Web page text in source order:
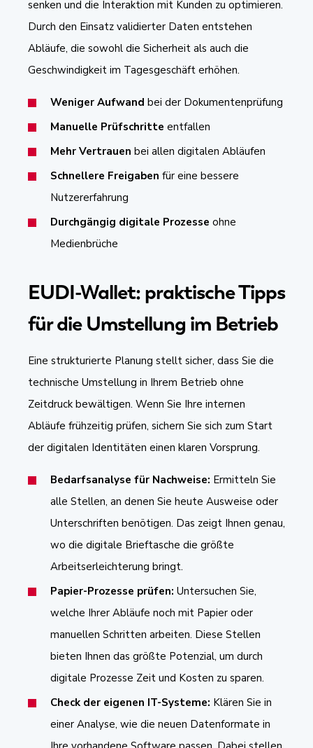
senken und die Interaktion mit Kunden zu optimieren.
Durch den Einsatz validierter Daten entstehen
Abläufe, die sowohl die Sicherheit als auch die
Geschwindigkeit im Tagesgeschäft erhöhen.
Weniger Aufwand bei der Dokumentenprüfung
Manuelle Prüfschritte entfallen
Mehr Vertrauen bei allen digitalen Abläufen
Schnellere Freigaben für eine bessere
Nutzererfahrung
Durchgängig digitale Prozesse ohne
Medienbrüche
EUDI-Wallet: praktische Tipps
für die Umstellung im Betrieb
Eine strukturierte Planung stellt sicher, dass Sie die
technische Umstellung in Ihrem Betrieb ohne
Zeitdruck bewältigen. Wenn Sie Ihre internen
Abläufe frühzeitig prüfen, sichern Sie sich zum Start
der digitalen Identitäten einen klaren Vorsprung.
Bedarfsanalyse für Nachweise: Ermitteln Sie
alle Stellen, an denen Sie heute Ausweise oder
Unterschriften benötigen. Das zeigt Ihnen genau,
wo die digitale Brieftasche die größte
Arbeitserleichterung bringt.
Papier-Prozesse prüfen: Untersuchen Sie,
welche Ihrer Abläufe noch mit Papier oder
manuellen Schritten arbeiten. Diese Stellen
bieten Ihnen das größte Potenzial, um durch
digitale Prozesse Zeit und Kosten zu sparen.
Check der eigenen IT-Systeme: Klären Sie in
einer Analyse, wie die neuen Datenformate in